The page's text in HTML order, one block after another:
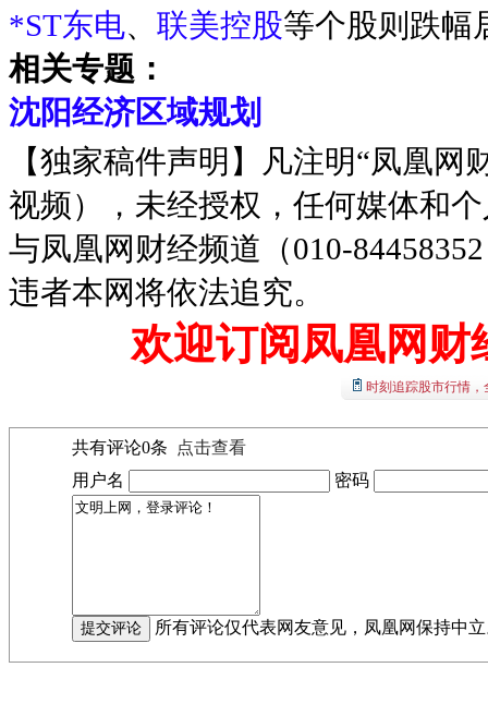
*ST东电、 联美控股等个股则跌幅
相关专题：
沈阳经济区域规划
【独家稿件声明】凡注明“凤凰
视频），未经授权，任何媒体和
与凤凰网财经频道（010-
违者本网将依法追究。
欢迎订阅凤凰网财
时刻追踪股市行情
共有评论0条
点击查看
用户名
密码
所有评论仅代表网友意见，凤凰网保持中